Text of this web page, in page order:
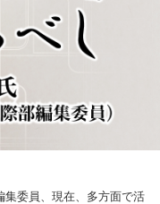
集委員、現在、多方面で活